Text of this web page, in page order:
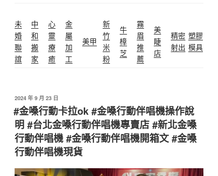
未
婚
聯
誼
中
和
搬
家
心
靈
療
癒
金
屬
加
工
美甲
新
竹
米
粉
牛
樟
芝
霧
眉
推
薦
美
睫
店
精密
射出
塑膠
模具
發
於
2024 年 9 月 23 日
#金嗓行動卡拉ok #金嗓行動伴唱機操作說
明 #台北金嗓行動伴唱機專賣店 #新北金嗓
行動伴唱機 #金嗓行動伴唱機開箱文 #金嗓
行動伴唱機現貨